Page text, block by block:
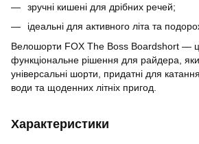
зручні кишені для дрібних речей;
ідеальні для активного літа та
Велошорти FOX The Boss Boardshort —
функціональне рішення для райдера,
універсальні шорти, придатні для
води та щоденних літніх пригод.
Характеристики